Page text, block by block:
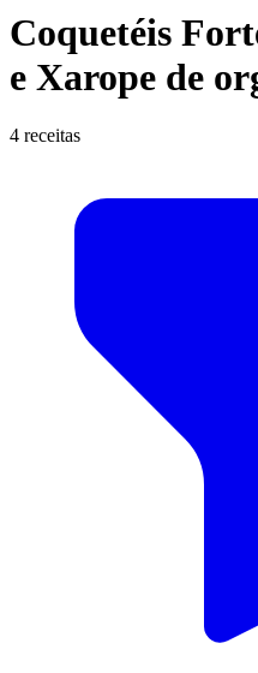
Coquetéis
e Xarope de
4 receitas